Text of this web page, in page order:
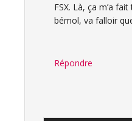
FSX. Là, ça m’a
bémol, va falloir
Répondre